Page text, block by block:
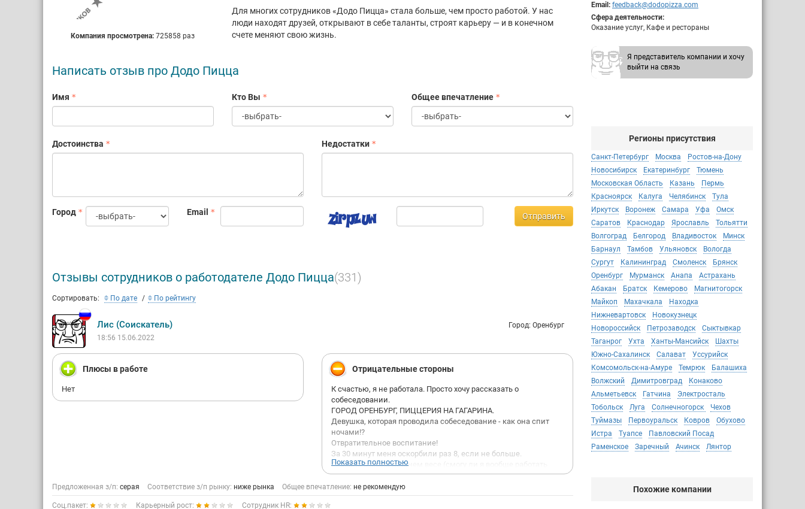
Email: feedback@dodopizza.com
Сфера деятельности:
Оказание услуг, Кафе и рестораны
Я представитель компании и хочу
выйти на связь
Регионы присутствия
Санкт-Петербург Москва
Ростов-на-Дону
Новосибирск
Екатеринбург
Тюмень
Московская Область
Казань
Пермь
Красноярск
Калуга Челябинск
Тула
Иркутск
Воронеж Самара Уфа
Омск
Саратов
Краснодар Ярославль
Тольятти
Волгоград
Белгород Владивосток
Минск
Барнаул
Тамбов Ульяновск
Вологда
Сургут
Калининград Смоленск
Брянск
Оренбург
Мурманск Анапа
Астрахань
Абакан
Братск Кемерово
Магнитогорск
Майкоп
Махачкала
Находка
Нижневартовск
Новокузнецк
Новороссийск
Петрозаводск
Сыктывкар
Таганрог
Ухта Ханты-Мансийск
Шахты
Южно-Сахалинск
Салават
Уссурийск
Комсомольск-на-Амуре
Темрюк
Балашиха
Волжский
Димитровград
Конаково
Альметьевск
Гатчина
Электросталь
Тобольск
Луга Солнечногорск
Чехов
Туймазы
Первоуральск Ковров
Обухово
Истра
Туапсе
Павловский Посад
Раменское
Заречный Ачинск Лянтор
Похожие компании
Компания просмотрена:725858 раз
Для многих сотрудников «Додо Пицца» стала больше, чем просто работой. У нас
люди находят друзей, открывают в себе таланты, строят карьеру — и в конечном
счете меняют свою жизнь.
Написать отзыв про Додо Пицца
Имя Кто Вы Общее впечатление
Достоинства Недостатки
Город Email Отправить
Отзывы сотрудников о работодателе Додо Пицца(331)
Сортировать: По дате По рейтингу
Лис (Соискатель)
Город: Оренбург
18:56 15.06.2022
Плюсы в работе
Нет
Отрицательные стороны
К счастью, я не работала. Просто хочу рассказать о
собеседовании.
ГОРОД ОРЕНБУРГ, ПИЦЦЕРИЯ НА ГАГАРИНА.
Девушка, которая проводила собеседование - как она спит
ночами!?
Отвратительное воспитание!
За 30 минут меня оскорбили раз 8, если не больше.
Сказала о моём лишнем весе (смогу ли я вообще работать
быстро).
О том, как же я буду с убранными волосами, выдержу ли такой
вид свой.
Показать полностью
Предложенная з/п: серая Соответствие з/п рынку: ниже рынка Общее впечатление: не рекомендую
Соц.пакет: Карьерный рост: Сотрудник HR: